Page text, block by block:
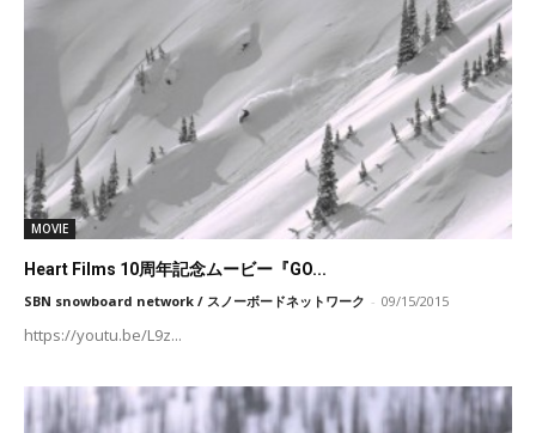
MOVIE
Heart Films 10周年記念ムービー『GO...
SBN snowboard network / スノーボードネットワーク - 09/15/2015
https://youtu.be/L9z...